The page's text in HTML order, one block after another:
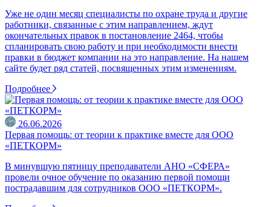
Уже не один месяц специалисты по охране труда и другие
работники, связанные с этим направлением, ждут
окончательных правок в постановление 2464, чтобы
спланировать свою работу и при необходимости внести
правки в бюджет компании на это направление. На нашем
сайте будет ряд статей, посвященных этим изменениям.
Подробнее
26.06.2026
Первая помощь: от теории к практике вместе для ООО
«ПЕТКОРМ»
В минувшую пятницу преподаватели АНО «СФЕРА»
провели очное обучение по оказанию первой помощи
пострадавшим для сотрудников ООО «ПЕТКОРМ».